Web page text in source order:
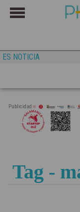
ES NOTICIA
Publicidad
Tag -